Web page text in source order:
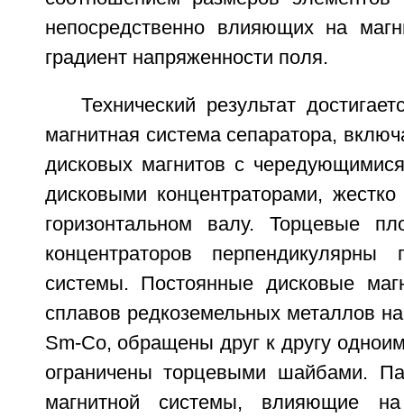
непосредственно влияющих на
градиент напряженности поля.
Технический результат
магнитная система сепаратора,
дисковых магнитов с
дисковыми концентраторами,
горизонтальном валу. Торцевые
концентраторов перпендикулярны
системы. Постоянные дисковые
сплавов редкоземельных металлов
Sm-Co, обращены друг к другу
ограничены торцевыми шайбами.
магнитной системы, влияющие